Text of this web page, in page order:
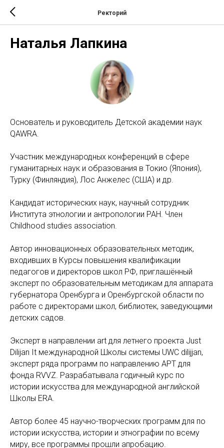
Ректорий
Наталья Лапкина
Основатель и руководитель Детской академии наук
QAWRA.
Участник международных конференций в сфере
гуманитарных наук и образования в Токио (Япония),
Турку (Финляндия), Лос Анжелес (США) и др.
Кандидат исторических наук, научный сотрудник
Института этнологии и антропологии РАН. Член
Childhood studies association.
Автор инновационных образовательных методик,
входивших в Курсы повышения квалификации
педагогов и директоров школ РФ, приглашённый
эксперт по образовательным методикам для аппарата
губернатора Оренбурга и Оренбургской области по
работе с директорами школ, библиотек, заведующими
детских садов.
Эксперт в направлении art для летнего проекта Just
Dilijan It международной Школы системы UWC dilijjan,
эксперт ряда программ по направлению АРТ для
фонда RVVZ. Разрабатывала годичный курс по
истории искусства для международной английской
Школы ERA.
Автор более 45 научно-творческих программ для по
истории искусства, истории и этнографии по всему
миру, все программы прошли апробацию.